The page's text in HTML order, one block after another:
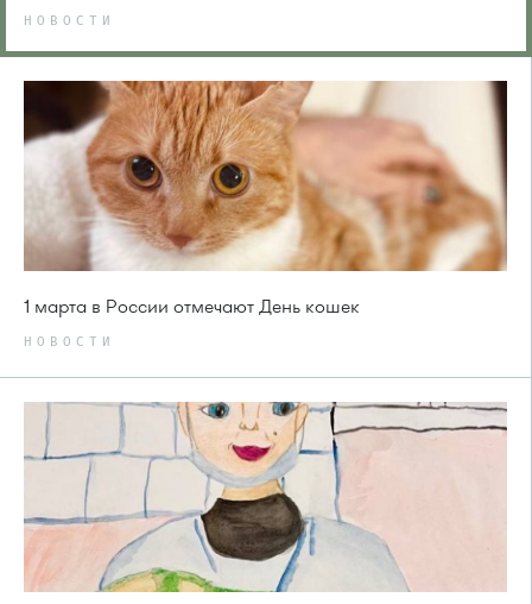
НОВОСТИ
1 марта в России отмечают День кошек
НОВОСТИ